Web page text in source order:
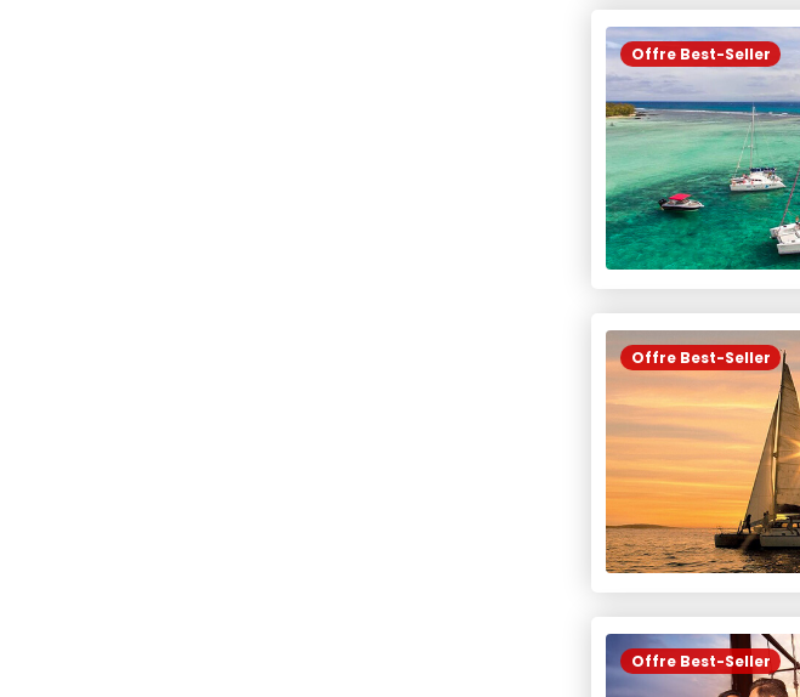
Offre Best-Seller
Offre Best-Seller
Offre Best-Seller